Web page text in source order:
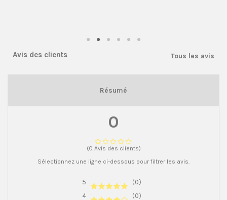
Avis des clients Tous les avis
Résumé
0
(0 Avis des clients)
Sélectionnez une ligne ci-dessous pour filtrer les avis.
5
(0)
4
(0)